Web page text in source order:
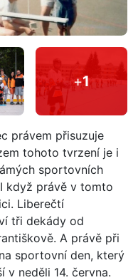
+1
právem přisuzuje
tohoto tvrzení je i
sportovních
když právě v tomto
Liberečtí
tři dekády od
A právě při
sportovní den, který
v neděli 14. června.